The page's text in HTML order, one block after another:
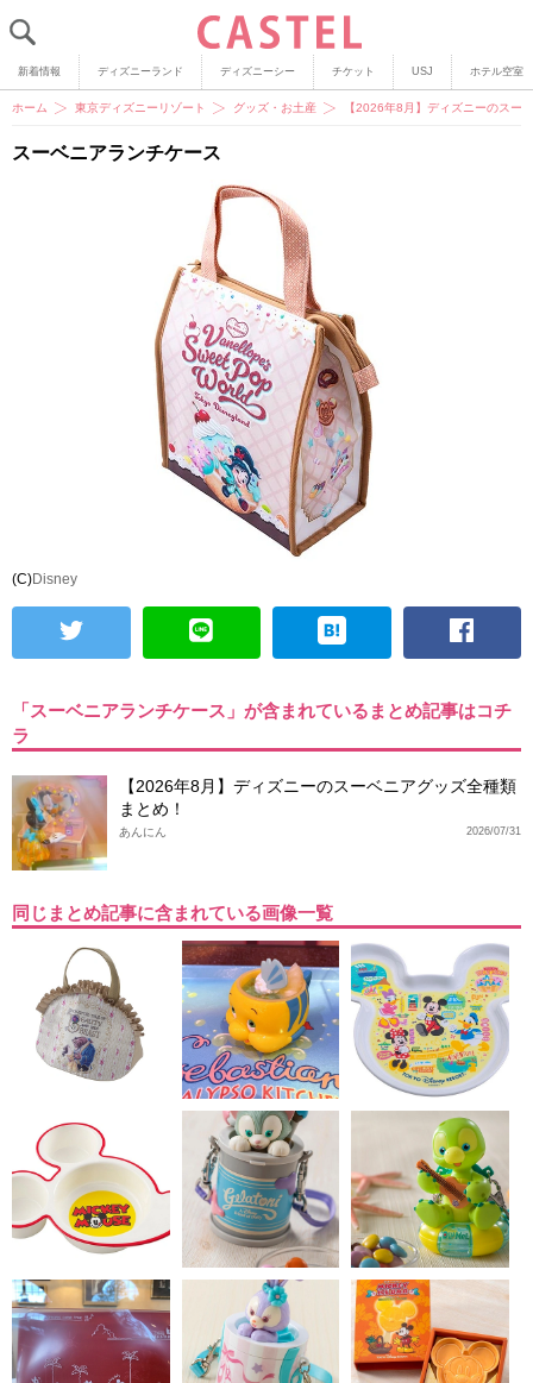
新着情報 ディズニーランド ディズニーシー チケット USJ ホテル空室
ホーム 東京ディズニーリゾート グッズ・お土産 【2026年8月】ディズニーのスー
スーベニアランチケース
(C)Disney
「スーベニアランチケース」が含まれているまとめ記事はコチ
ラ
【2026年8月】ディズニーのスーベニアグッズ全種類
まとめ！
2026/07/31
あんにん
同じまとめ記事に含まれている画像一覧